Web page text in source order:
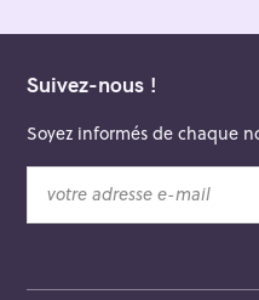
Suivez-nous !
Soyez informés de chaque
t
e